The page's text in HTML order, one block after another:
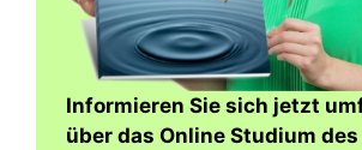
Informieren Sie sich jetzt
über das Online Studium des